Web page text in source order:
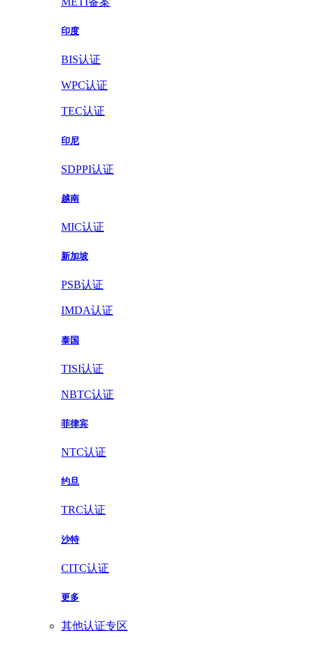
印度
BIS认证
WPC认证
TEC认证
印尼
SDPPI认证
越南
MIC认证
新加坡
PSB认证
IMDA认证
泰国
TISI认证
NBTC认证
菲律宾
NTC认证
约旦
TRC认证
沙特
CITC认证
更多
其他认证专区